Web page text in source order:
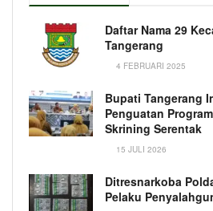
Daftar Nama 29
Tangerang
4 FEBRUARI 2025
Bupati Tangerang
Penguatan
Skrining Serentak
15 JULI 2026
Ditresnarkoba
Pelaku